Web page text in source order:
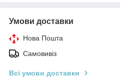
Умови доставки
Нова Пошта
Самовивіз
Всі умови доставки